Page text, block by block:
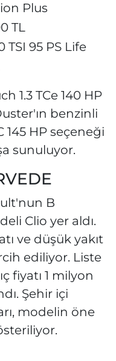
Plus
TL
TSI 95 PS Life
1.3 TCe 140 HP
benzinli
145 HP seçeneği
sunuluyor.
B
Clio yer aldı.
ve düşük yakıt
ediliyor. Liste
fiyatı 1 milyon
Şehir içi
modelin öne